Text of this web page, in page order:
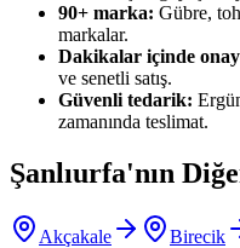
90+ marka: Gübre,
markalar.
Dakikalar içinde
ve senetli satış.
Güvenli tedarik:
zamanında teslimat.
Şanlıurfa'nın
Akçakale Birecik